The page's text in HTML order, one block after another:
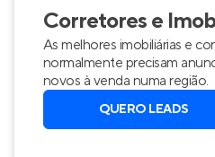
Corretores e
As melhores imobiliárias e
normalmente precisam
novos à venda numa região.
QUERO LEADS